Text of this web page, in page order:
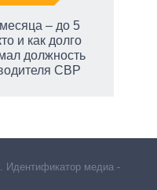
– до 5
и как долго
должность
СВР
Идентификатор медиа –